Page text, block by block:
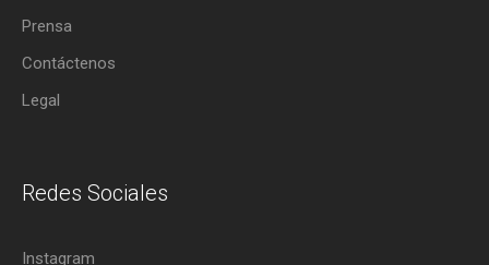
Prensa
Contáctenos
Legal
Redes Sociales
Instagram